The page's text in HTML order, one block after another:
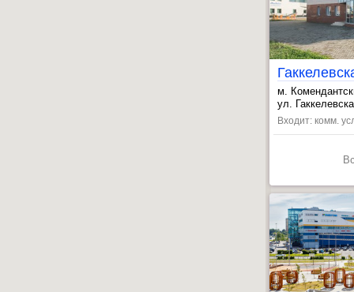
м.
, Пионерская
, Старая
ул.
Входит: комм.